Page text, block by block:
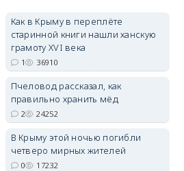
06/08/2026 10:02 3618
erid: 2SDnjdvhGXG
Как в Крыму в переплёте
старинной книги нашли ханскую
грамоту XVI века
1 36910
Пчеловод рассказал, как
правильно хранить мёд
2 24252
В Крыму этой ночью погибли
четверо мирных жителей
0 17232